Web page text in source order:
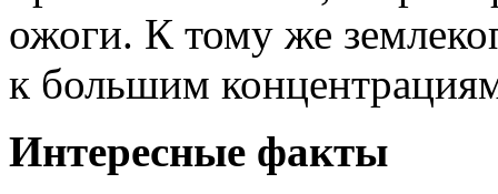
ожоги. К тому же
к большим
Интересные факты